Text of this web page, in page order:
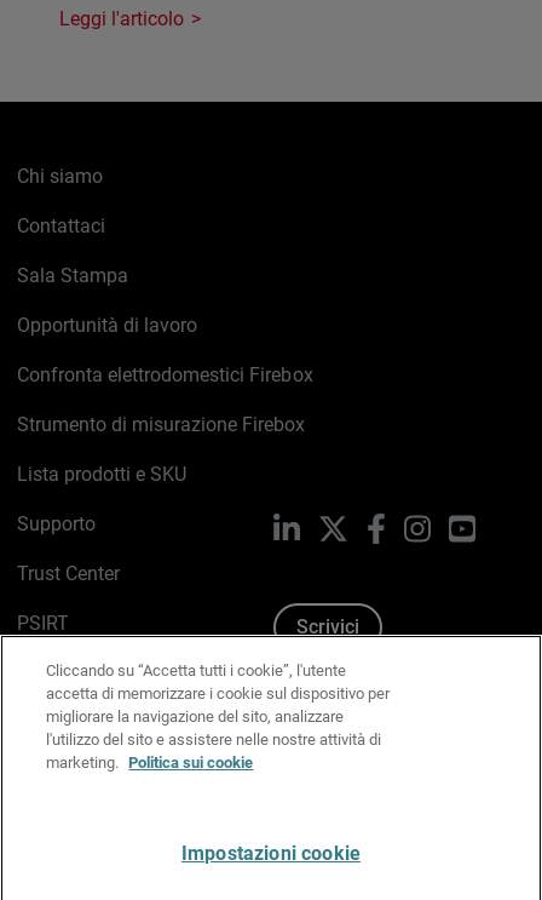
Leggi l'articolo
Chi siamo
Contattaci
Sala Stampa
Opportunità di lavoro
Confronta elettrodomestici Firebox
Strumento di misurazione Firebox
Lista prodotti e SKU
Supporto
Trust Center
PSIRT
Politica sui cookie
Informativa sulla privacy
Kit Media & Brand
LinkedIn FacebookInstagram
Scrivici
Cliccando su “Accetta tutti i cookie”, l'utente
accetta di memorizzare i cookie sul dispositivo per
migliorare la navigazione del sito, analizzare
l'utilizzo del sito e assistere nelle nostre attività di
marketing. Politica sui cookie
Impostazioni cookie